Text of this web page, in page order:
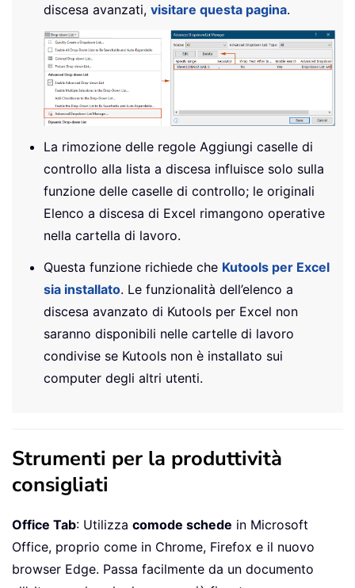
discesa avanzati, visitare questa pagina.
La rimozione delle regole Aggiungi caselle di
controllo alla lista a discesa influisce solo sulla
funzione delle caselle di controllo; le originali
Elenco a discesa di Excel rimangono operative
nella cartella di lavoro.
Questa funzione richiede che Kutools per Excel
sia installato. Le funzionalità dell’elenco a
discesa avanzato di Kutools per Excel non
saranno disponibili nelle cartelle di lavoro
condivise se Kutools non è installato sui
computer degli altri utenti.
Strumenti per la produttività
consigliati
Office Tab: Utilizza comode schede in Microsoft
Office, proprio come in Chrome, Firefox e il nuovo
browser Edge. Passa facilmente da un documento